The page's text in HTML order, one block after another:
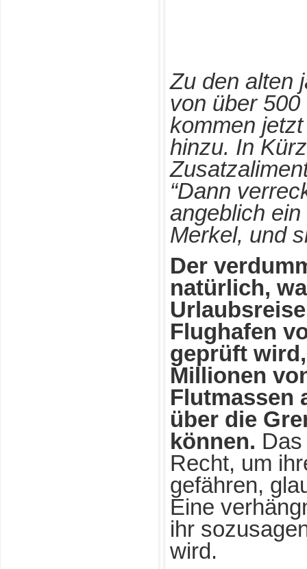
Zu den alten
von über 500
kommen
hinzu. In
“Dann
angeblich
Merkel, und
Der
natürlich,
Flughafen
geprüft
Millionen
Flutmassen
über die
können. Das
Recht, um
gefähren,
Eine
ihr
wird.